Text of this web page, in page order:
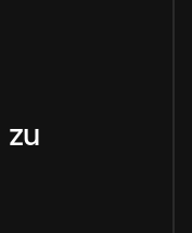
zu